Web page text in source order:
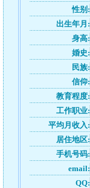
性别:
出生年月:
身高:
婚史:
民族:
信仰:
教育程度:
工作职业:
平均月收入:
居住地区:
手机号码:
email:
QQ: